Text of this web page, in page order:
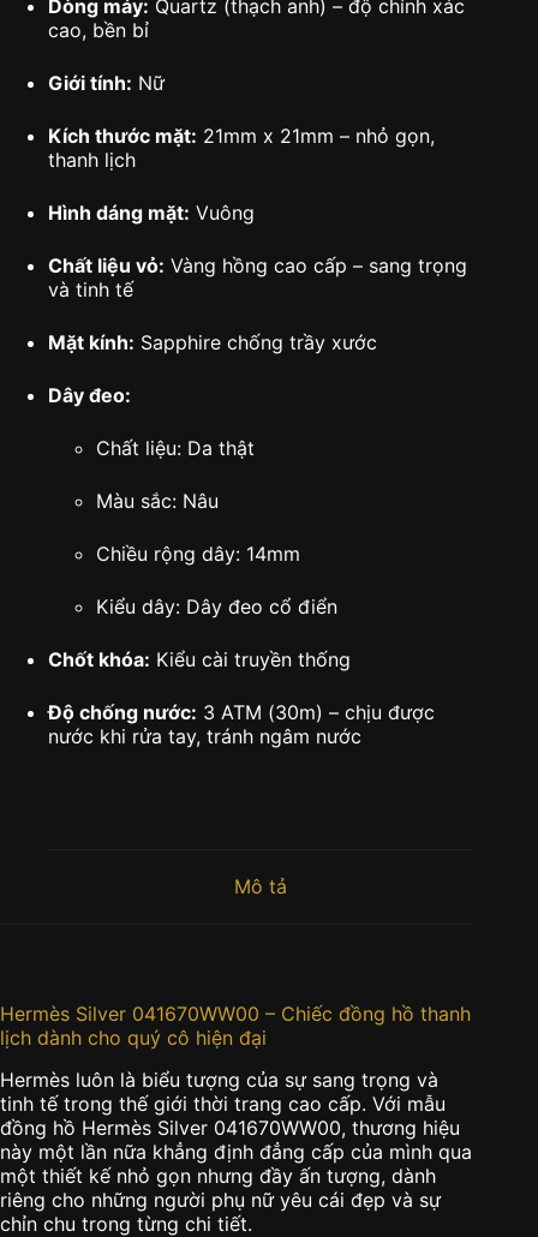
Dòng máy: Quartz (thạch anh) – độ chính xác
cao, bền bỉ
Giới tính: Nữ
Kích thước mặt: 21mm x 21mm – nhỏ gọn,
thanh lịch
Hình dáng mặt: Vuông
Chất liệu vỏ: Vàng hồng cao cấp – sang trọng
và tinh tế
Mặt kính: Sapphire chống trầy xước
Dây đeo:
Chất liệu: Da thật
Màu sắc: Nâu
Chiều rộng dây: 14mm
Kiểu dây: Dây đeo cổ điển
Chốt khóa: Kiểu cài truyền thống
Độ chống nước: 3 ATM (30m) – chịu được
nước khi rửa tay, tránh ngâm nước
Mô tả
Hermès Silver 041670WW00 – Chiếc đồng hồ thanh
lịch dành cho quý cô hiện đại
Hermès luôn là biểu tượng của sự sang trọng và
tinh tế trong thế giới thời trang cao cấp. Với mẫu
đồng hồ Hermès Silver 041670WW00, thương hiệu
này một lần nữa khẳng định đẳng cấp của mình qua
một thiết kế nhỏ gọn nhưng đầy ấn tượng, dành
riêng cho những người phụ nữ yêu cái đẹp và sự
chỉn chu trong từng chi tiết.